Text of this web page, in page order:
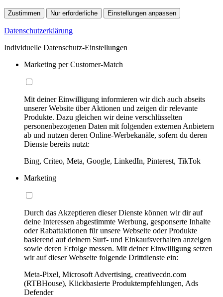
Zustimmen Nur erforderliche Einstellungen anpassen
Datenschutzerklärung
Individuelle Datenschutz-Einstellungen
Marketing per Customer-Match
Mit deiner Einwilligung informieren wir dich auch abseits
unserer Website über Aktionen und zeigen dir relevante
Produkte. Dazu gleichen wir deine verschlüsselten
personenbezogenen Daten mit folgenden externen Anbietern
ab und nutzen deren Online-Werbekanäle, sofern du deren
Dienste bereits nutzt:
Bing, Criteo, Meta, Google, LinkedIn, Pinterest, TikTok
Marketing
Durch das Akzeptieren dieser Dienste können wir dir auf
deine Interessen abgestimmte Werbung, gesponserte Inhalte
oder Rabattaktionen für unsere Webseite oder Produkte
basierend auf deinem Surf- und Einkaufsverhalten anzeigen
sowie deren Erfolge messen. Mit deiner Einwilligung setzen
wir auf dieser Webseite folgende Drittdienste ein:
Meta-Pixel, Microsoft Advertising, creativecdn.com
(RTBHouse), Klickbasierte Produktempfehlungen, Ads
Defender